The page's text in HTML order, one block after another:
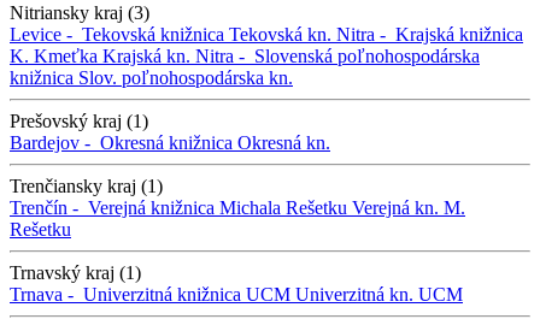
Nitriansky kraj (3)
Levice - Tekovská knižnica Tekovská kn. Nitra - Krajská knižnica
K. Kmeťka Krajská kn. Nitra - Slovenská poľnohospodárska
knižnica Slov. poľnohospodárska kn.
Prešovský kraj (1)
Bardejov - Okresná knižnica Okresná kn.
Trenčiansky kraj (1)
Trenčín - Verejná knižnica Michala Rešetku Verejná kn. M.
Rešetku
Trnavský kraj (1)
Trnava - Univerzitná knižnica UCM Univerzitná kn. UCM